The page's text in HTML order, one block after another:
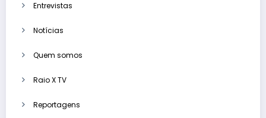
Entrevistas
Notícias
Quem somos
Raio X TV
Reportagens